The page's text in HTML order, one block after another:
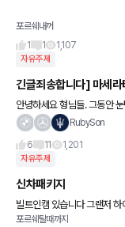
포르쉐내꺼
1
1 1,107
자유주제
긴글죄송합니다] 마세라
안녕하세요 형님들. 그동안 눈팅만 하다가… 너무 답답해서 처음 글 남겨봅니다. 사실 제
가 차에 대해 아는 건 거의 없고, 그냥 예전부터 멋있어 보이던 마세라티라는 차에 혹해서
RubySon
6
11 1,201
자유주제
신차패키지
빌트인캠 있습니다 그랜저
필름은 반사필름을 하고 싶은
포르쉐탈때까지